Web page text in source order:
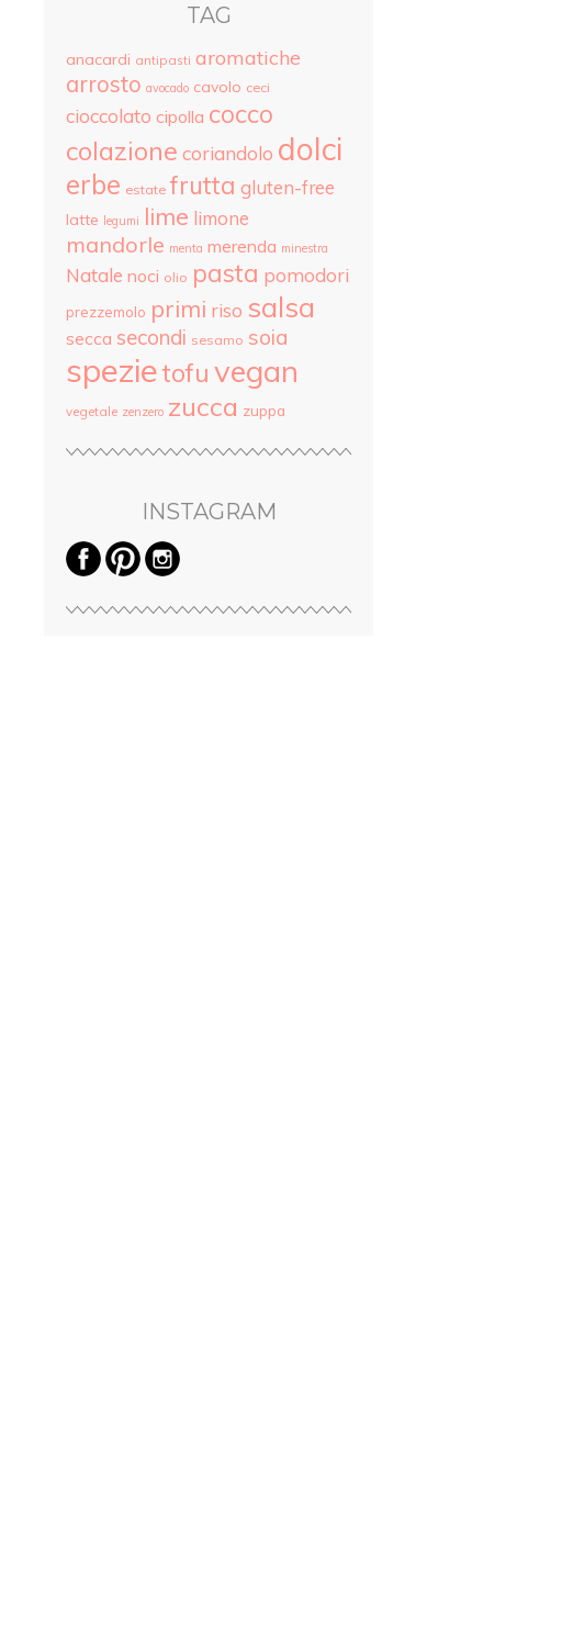
TAG
anacardi antipasti aromatiche
arrosto avocado cavolo ceci
cioccolato cipolla cocco
colazione coriandolo dolci
erbe estate frutta gluten-free
latte legumi lime limone
mandorle menta merenda minestra
Natale noci olio pasta pomodori
prezzemolo primi riso salsa
secca secondi sesamo soia
spezietofu vegan
vegetale zenzero zucca zuppa
INSTAGRAM